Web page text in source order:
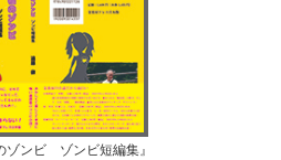
ゾンビ ゾンビ短編集』